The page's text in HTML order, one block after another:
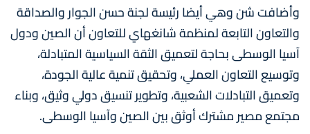
وأضافت شن وهي أيضا رئيسة لجنة حسن الجوار والصداقة
والتعاون التابعة لمنظمة شانغهاي للتعاون أن الصين ودول
آسيا الوسطى بحاجة لتعميق الثقة السياسية المتبادلة،
وتوسيع التعاون العملي، وتحقيق تنمية عالية الجودة،
وتعميق التبادلات الشعبية، وتطوير تنسيق دولي وثيق، وبناء
مجتمع مصير مشترك أوثق بين الصين وآسيا الوسطى.